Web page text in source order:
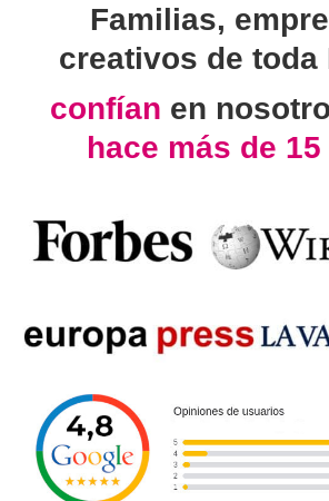
Familias,
creativos de toda
confían en
hace más de